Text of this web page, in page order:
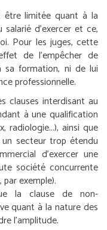
être limitée quant à la
d’exercer et ce,
Pour les juges, cette
de l’empêcher de
sa formation, ni de lui
professionnelle.
clauses interdisant au
à une qualification
radiologie...), ainsi que
secteur trop étendu
d’exercer une
société concurrente
exemple).
la clause de non-
quant à la nature des
l’amplitude.